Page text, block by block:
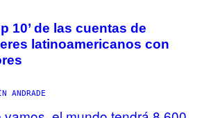
10’ de las cuentas de
latinoamericanos con
ANDRADE